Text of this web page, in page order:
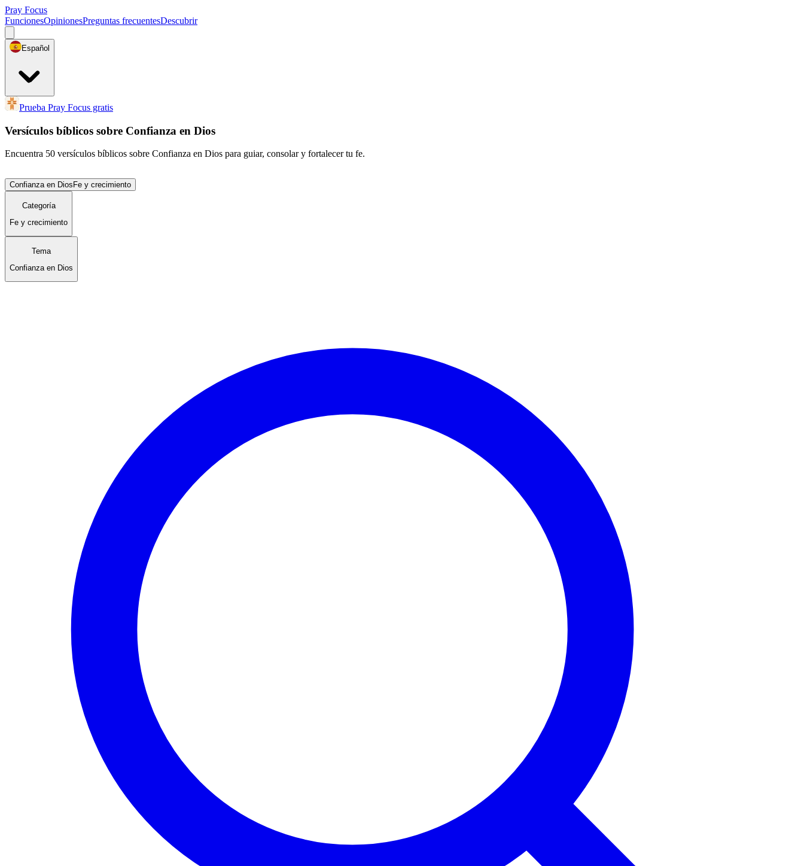
Pray Focus
FuncionesOpinionesPreguntas frecuentesDescubrir
Español
Prueba Pray Focus gratis
Versículos bíblicos sobre Confianza en Dios
Encuentra 50 versículos bíblicos sobre Confianza en Dios para guiar, consolar y fortalecer tu fe.
Confianza en Dios Fe y crecimiento
Categoría
Fe y crecimiento
Tema
Confianza en Dios